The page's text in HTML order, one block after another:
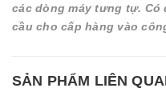
các dòng máy tưng tự. Có
cầu cho cấp hàng vào
SẢN PHẨM LIÊN